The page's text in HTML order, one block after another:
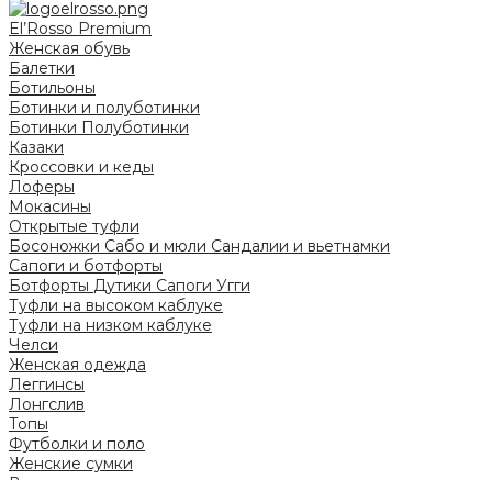
El’Rosso Premium
Женская обувь
Балетки
Ботильоны
Ботинки и полуботинки
Ботинки Полуботинки
Казаки
Кроссовки и кеды
Лоферы
Мокасины
Открытые туфли
Босоножки Сабо и мюли Сандалии и вьетнамки
Сапоги и ботфорты
Ботфорты Дутики Сапоги Угги
Туфли на высоком каблуке
Туфли на низком каблуке
Челси
Женская одежда
Леггинсы
Лонгслив
Топы
Футболки и поло
Женские сумки